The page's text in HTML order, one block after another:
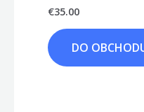
€35.00
DO